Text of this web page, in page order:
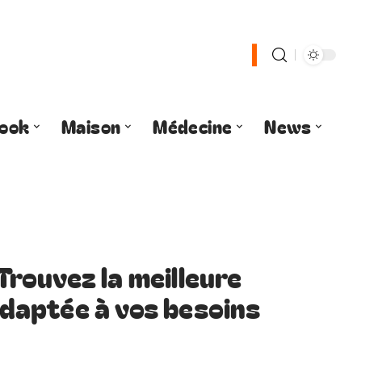
Maison Médecine
News
la meilleure
à vos besoins